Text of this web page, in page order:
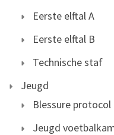
Eerste elftal A
Eerste elftal B
Technische staf
Jeugd
Blessure protocol
Jeugd